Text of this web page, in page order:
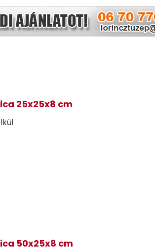
25x25x8 cm
50x25x8 cm